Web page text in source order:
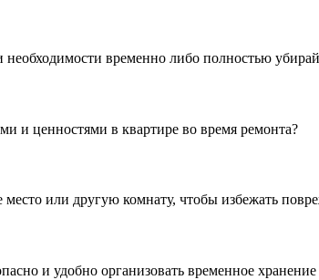
временно либо полностью
и ценностями в квартире во время ремонта?
место или другую комнату, чтобы избежать
и удобно организовать временное